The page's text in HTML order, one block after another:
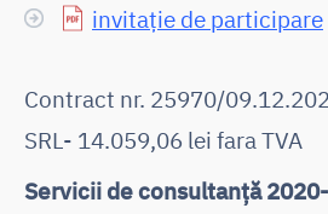
invitație de participare
Contract nr. 25970/
SRL- 14.059,06 lei fara TVA
Servicii de consultanță